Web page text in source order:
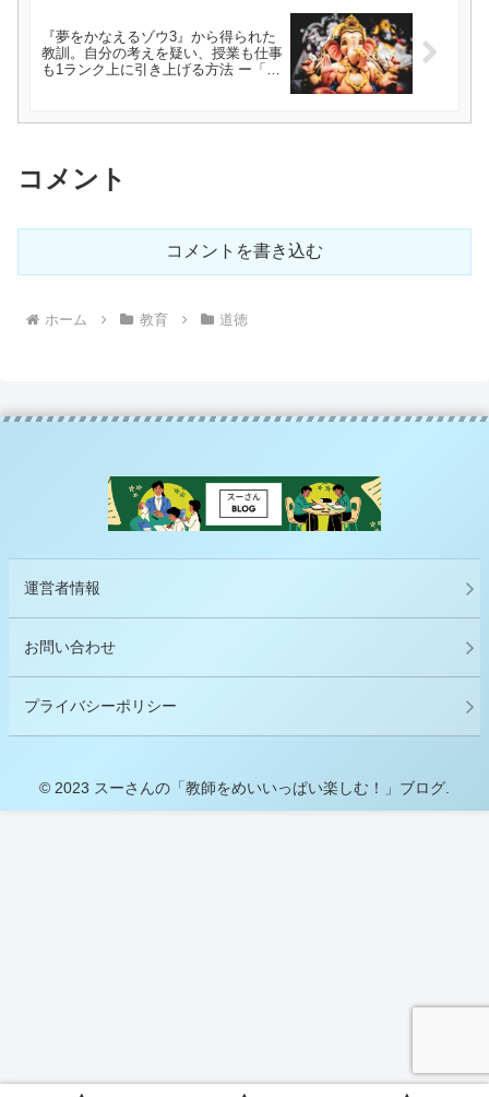
『夢をかなえるゾウ3』から得られた
教訓。自分の考えを疑い、授業も仕事
も1ランク上に引き上げる方法 ー「夢
メンディー!! 〜挑戦したくなるラジオ
コメント
コメントを書き込む
ホーム 教育 道徳
運営者情報
お問い合わせ
プライバシーポリシー
© 2023 スーさんの「教師をめいいっぱい楽しむ！」ブログ.